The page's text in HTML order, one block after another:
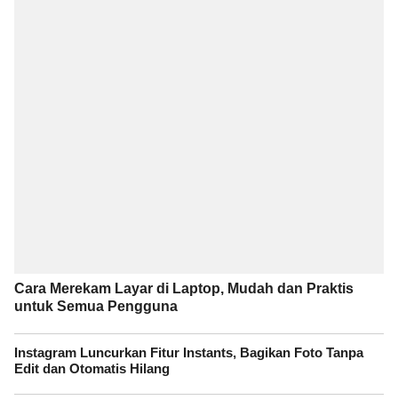
Cara Merekam Layar di Laptop, Mudah dan Praktis
untuk Semua Pengguna
Instagram Luncurkan Fitur Instants, Bagikan Foto Tanpa
Edit dan Otomatis Hilang